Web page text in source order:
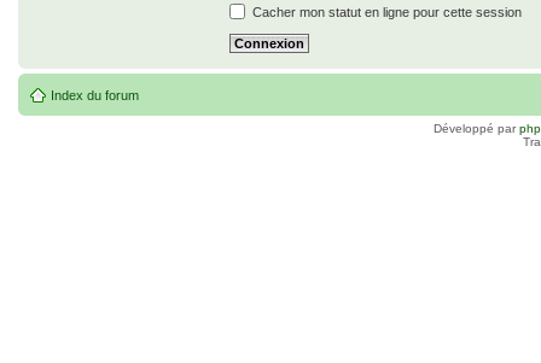
Cacher mon statut en ligne pour cette session
Index du forum
Développé par